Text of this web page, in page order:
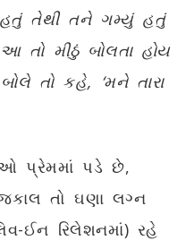
હતું તેથી તને ગમ્યું હતું
તો મીઠું બોલતા હોય
તો કહે, ‘મને તારા
પ્રેમમાં પડે છે,
તો ઘણા લગ્ન
ઈન રિલેશનમાં) રહે